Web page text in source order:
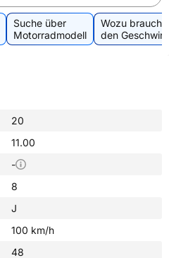
Suche über
Motorradmodell
Wozu
den
20
11.00
-
8
J
100 km/h
48